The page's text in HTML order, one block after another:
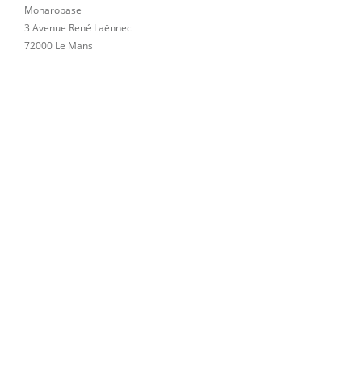
Monarobase
3 Avenue René Laënnec
72000 Le Mans